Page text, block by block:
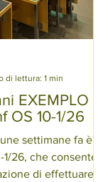
EXEMPLO
OS 10-1/26
settimane fa è
1/26, che consente
di effettuare la
di lettura: 1 min